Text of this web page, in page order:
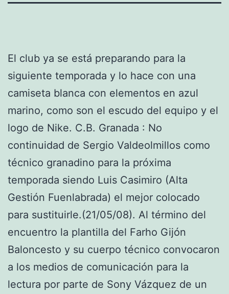
El club ya se está preparando para la
siguiente temporada y lo hace con una
camiseta blanca con elementos en azul
marino, como son el escudo del equipo y el
logo de Nike. C.B. Granada : No
continuidad de Sergio Valdeolmillos como
técnico granadino para la próxima
temporada siendo Luis Casimiro (Alta
Gestión Fuenlabrada) el mejor colocado
para sustituirle.(21/05/08). Al término del
encuentro la plantilla del Farho Gijón
Baloncesto y su cuerpo técnico convocaron
a los medios de comunicación para la
lectura por parte de Sony Vázquez de un